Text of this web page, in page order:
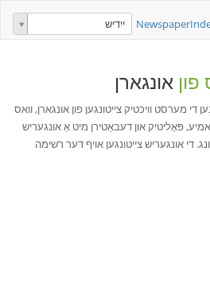
ייִדיש
פון אונגארן
די מערסט וויכטיק צייטונגען פון אונגארן, וואס
פּאָליטיק און דעבאַטירן מיט אַ אונגעריש
די אונגעריש צייטונגען אויף דער רשימה